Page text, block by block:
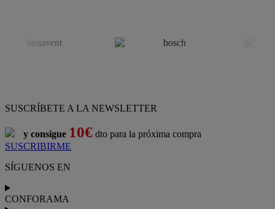
SUSCRÍBETE A LA NEWSLETTER
y consigue 10€ dto para la próxima compra
SUSCRIBIRME
SÍGUENOS EN
CONFORAMA